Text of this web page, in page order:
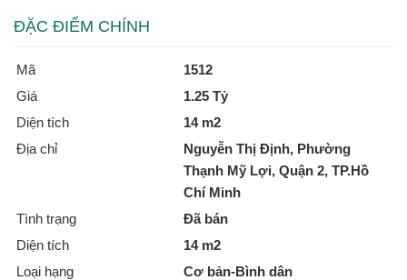
ĐẶC ĐIỂM CHÍNH
Mã
1512
Giá
1.25 Tỷ
Diện tích
14 m2
Địa chỉ
Nguyễn Thị Định, Phường
Thạnh Mỹ Lợi, Quận 2, TP.Hồ
Chí Minh
Tình trạng
Đã bán
Diện tích
14 m2
Loại hạng
Cơ bản-Bình dân